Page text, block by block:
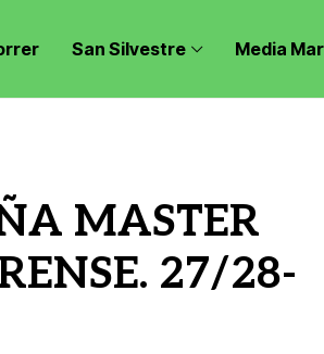
San Silvestre Media
MASTER
27/28-